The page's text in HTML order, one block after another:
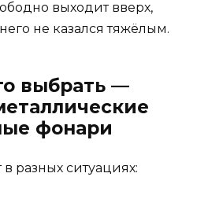
выходит вверх,
не казался тяжёлым.
выбрать —
фонари
разных ситуациях: